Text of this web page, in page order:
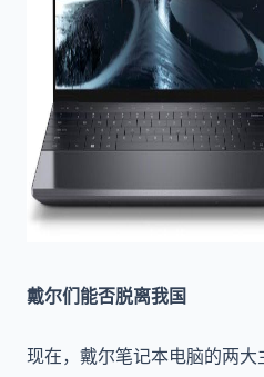
戴尔们能否脱离我国
现在，戴尔笔记本电脑的两